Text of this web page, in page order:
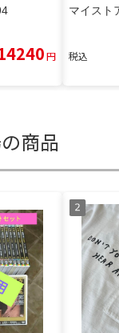
円
マイスト
税込
商品